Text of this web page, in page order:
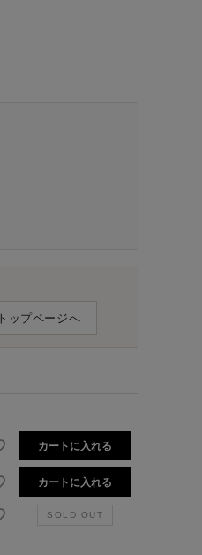
トップページへ
カートに入れる
カートに入れる